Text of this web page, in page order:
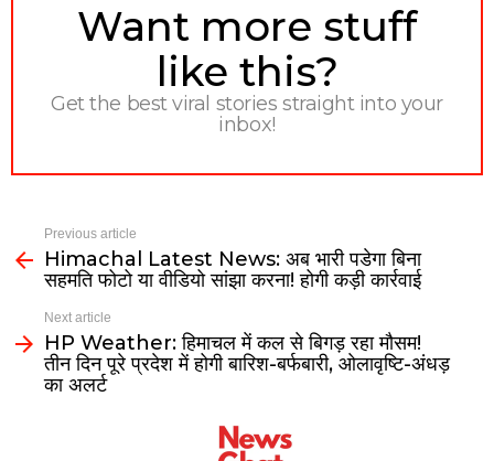
NEWSLETTER
Want more stuff
like this?
Get the best viral stories straight into your
inbox!
Previous article
Himachal Latest News: अब भारी पडेगा बिना
सहमति फोटो या वीडियो सांझा करना! होगी कड़ी कार्रवाई
Next article
HP Weather: हिमाचल में कल से बिगड़ रहा मौसम!
तीन दिन पूरे प्रदेश में होगी बारिश-बर्फबारी, ओलावृष्टि-अंधड़
का अलर्ट